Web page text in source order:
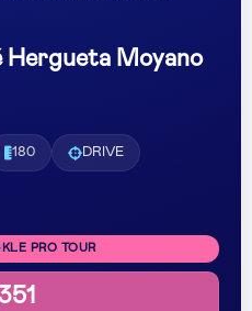
Hergueta Moyano
180 DRIVE
PRO TOUR